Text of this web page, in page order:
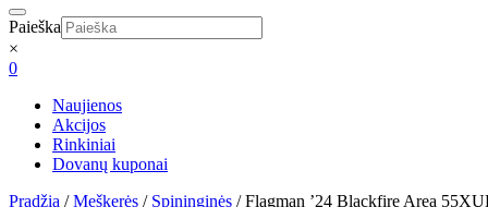
Paieška
×
0
Naujienos
Akcijos
Rinkiniai
Dovanų kuponai
Pradžia /Meškerės / Spininginės / Flagman ’24 Blackfire Area